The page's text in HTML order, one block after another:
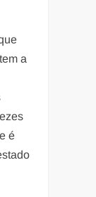
a
é